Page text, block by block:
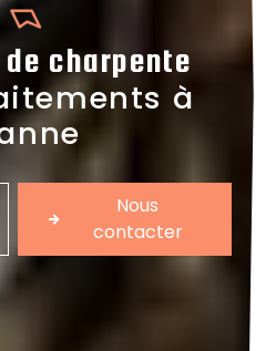
charpente
à
Nous
contacter